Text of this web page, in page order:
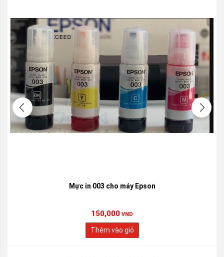
Mực in 003 cho máy Epson
150,000 VND
Thêm vào giỏ